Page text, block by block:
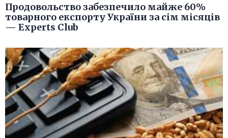
Продовольство забезпечило майже 60%
товарного експорту України за сім місяців
— Experts Club